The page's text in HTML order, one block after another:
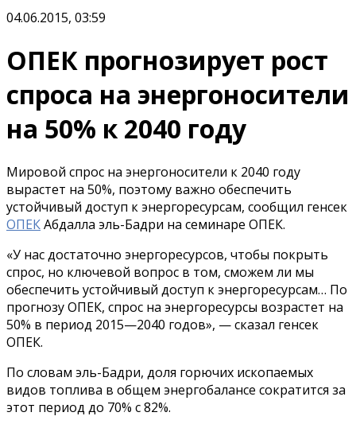
04.06.2015, 03:59
ОПЕК прогнозирует рост
спроса на энергоносители
на 50% к 2040 году
Мировой спрос на энергоносители к 2040 году
вырастет на 50%, поэтому важно обеспечить
устойчивый доступ к энергоресурсам, сообщил генсек
ОПЕКАбдалла эль-Бадри на семинаре ОПЕК.
«У нас достаточно энергоресурсов, чтобы покрыть
спрос, но ключевой вопрос в том, сможем ли мы
обеспечить устойчивый доступ к энергоресурсам… По
прогнозу ОПЕК, спрос на энергоресурсы возрастет на
50% в период 2015—2040 годов», — сказал генсек
ОПЕК.
По словам эль-Бадри, доля горючих ископаемых
видов топлива в общем энергобалансе сократится за
этот период до 70% с 82%.